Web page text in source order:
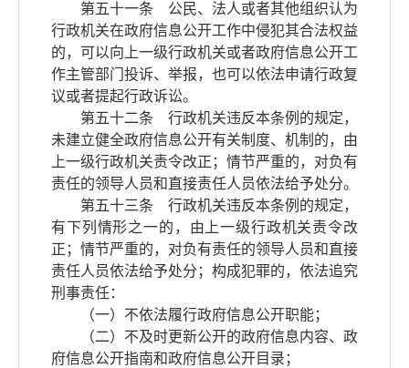
第五十一条 公民、法人或者其他组织认为
行政机关在政府信息公开工作中侵犯其合法权益
的，可以向上一级行政机关或者政府信息公开工
作主管部门投诉、举报，也可以依法申请行政复
议或者提起行政诉讼。
第五十二条 行政机关违反本条例的规定，
未建立健全政府信息公开有关制度、机制的，由
上一级行政机关责令改正；情节严重的，对负有
责任的领导人员和直接责任人员依法给予处分。
第五十三条 行政机关违反本条例的规定，
有下列情形之一的，由上一级行政机关责令改
正；情节严重的，对负有责任的领导人员和直接
责任人员依法给予处分；构成犯罪的，依法追究
刑事责任：
（一）不依法履行政府信息公开职能；
（二）不及时更新公开的政府信息内容、政
府信息公开指南和政府信息公开目录；